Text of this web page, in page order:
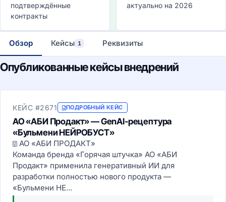
подтверждённые
контракты
актуально на 2026
Обзор Кейсы 1 Реквизиты
Опубликованные кейсы внедрений
КЕЙС #2671 ПОДРОБНЫЙ КЕЙС
АО «АБИ Продакт» — GenAI-рецептура
«Бульмени НЕЙРОБУСТ»
АО «АБИ ПРОДАКТ»
Команда бренда «Горячая штучка» АО «АБИ
Продакт» применила генеративный ИИ для
разработки полностью нового продукта —
«Бульмени НЕ...